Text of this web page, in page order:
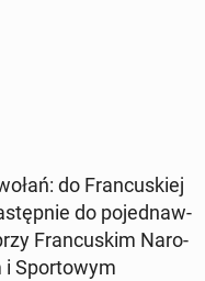
do Fran­cu­skiej
do po­jed­naw­
Fran­cu­skim Na­ro­
i Spor­to­wym